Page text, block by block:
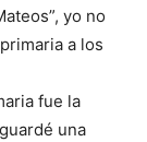
yo no
a los
fue la
una